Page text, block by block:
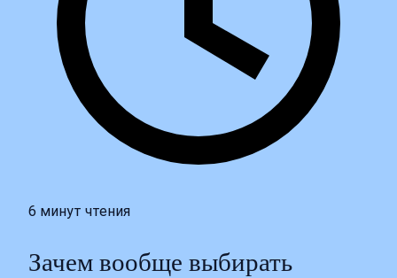
6 минут чтения
Зачем вообще выбирать